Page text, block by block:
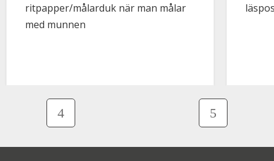
ritpapper/målarduk när man målar
med munnen